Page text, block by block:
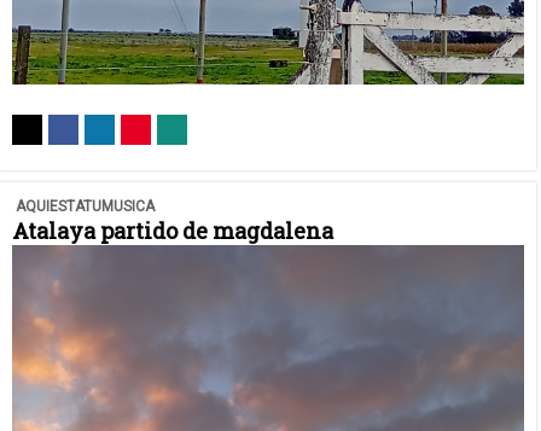
AQUIESTATUMUSICA
Atalaya partido de magdalena